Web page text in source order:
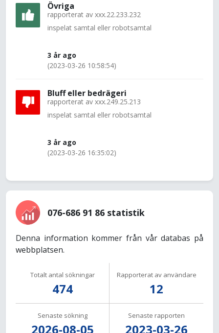
Övriga
rapporterat av xxx.22.233.232
inspelat samtal eller robotsamtal
3 år ago
(2023-03-26 10:58:54)
Bluff eller bedrägeri
rapporterat av xxx.249.25.213
inspelat samtal eller robotsamtal
3 år ago
(2023-03-26 16:35:02)
076-686 91 86 statistik
Denna information kommer från vår databas på
webbplatsen.
Totalt antal sökningar
474
Rapporterat av användare
12
Senaste sökning
2026-08-05
Senaste rapporten
2023-03-26